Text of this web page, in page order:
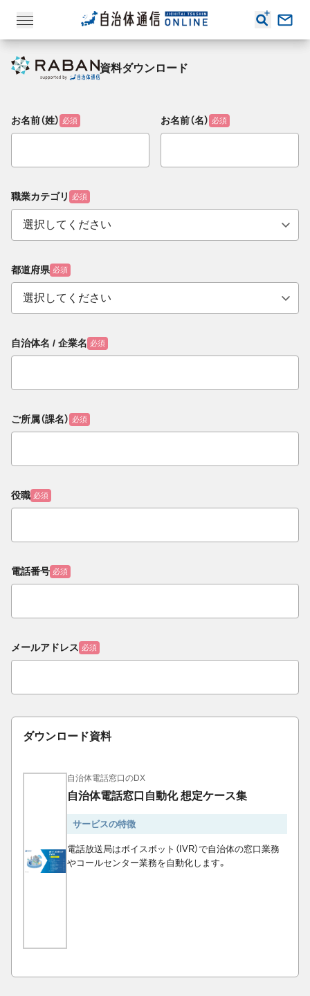
資料ダウンロード
お名前（姓） 必須 お名前（名） 必須
職業カテゴリ 必須
都道府県 必須
自治体名 / 企業名 必須
ご所属（課名） 必須
役職 必須
電話番号 必須
メールアドレス 必須
ダウンロード資料
自治体電話窓口のDX
自治体電話窓口自動化 想定ケース集
サービスの特徴
電話放送局はボイスボット（IVR）で自治体の窓口業務
やコールセンター業務を自動化します。